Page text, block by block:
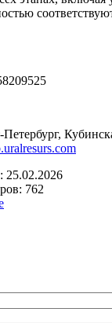
Петербург,
25.02.2026
762